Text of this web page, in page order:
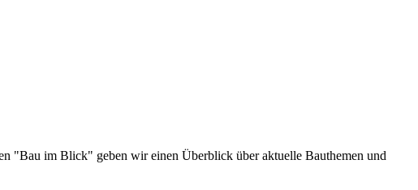
"Bau im Blick" geben wir einen Überblick über aktuelle Bauthemen und